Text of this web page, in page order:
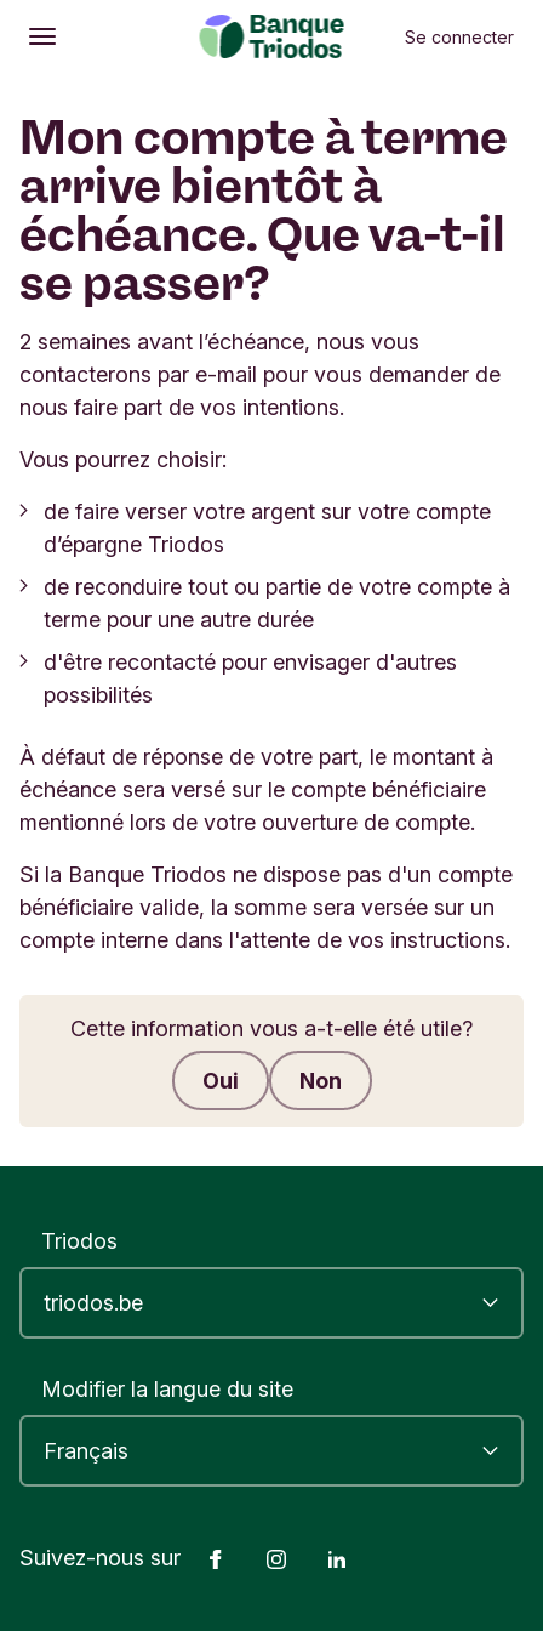
Ouvrir
Menu principal Se connecter
Mon compte à terme
arrive bientôt à
échéance. Que va-t-il
se passer?
2 semaines avant l’échéance, nous vous
contacterons par e-mail pour vous demander de
nous faire part de vos intentions.
Vous pourrez choisir:
de faire verser votre argent sur votre compte
d’épargne Triodos
de reconduire tout ou partie de votre compte à
terme pour une autre durée
d'être recontacté pour envisager d'autres
possibilités
À défaut de réponse de votre part, le montant à
échéance sera versé sur le compte bénéficiaire
mentionné lors de votre ouverture de compte.
Si la Banque Triodos ne dispose pas d'un compte
bénéficiaire valide, la somme sera versée sur un
compte interne dans l'attente de vos instructions.
Cette information vous a-t-elle été utile?
Oui Non
Triodos
Modifier la langue du site
Suivez-nous sur FacebookInstagram